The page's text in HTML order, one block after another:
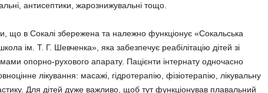
антисептики, жарознижувальні тощо.
що в Сокалі збережена та належно функціонує «Сокальська
ім. Т. Г. Шевченка», яка забезпечує реабілітацію дітей зі
опорно-рухового апарату. Пацієнти інтернату одночасно
лікування: масажі, гідротерапію, фізіоте­рапію, лікувальну
Для дітей дуже важливо, щоб тут функціонував плавальний